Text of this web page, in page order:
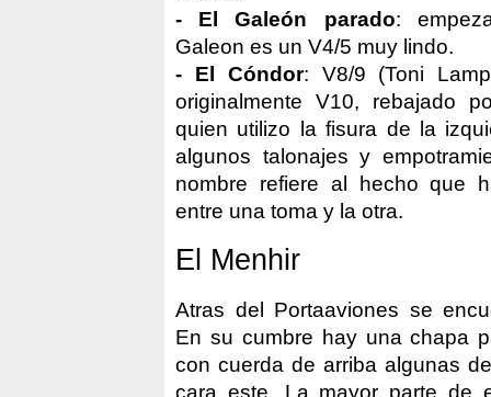
- El Galeón parado:
Galeon es un V4/5 muy lindo.
- El Cóndor: V8/9 (Toni
originalmente V10, rebajado
quien utilizo la fisura de la
algunos talonajes y
nombre refiere al hecho que
entre una toma y la otra.
El Menhir
Atras del Portaaviones se
En su cumbre hay una chapa
con cuerda de arriba algunas
cara este. La mayor parte de